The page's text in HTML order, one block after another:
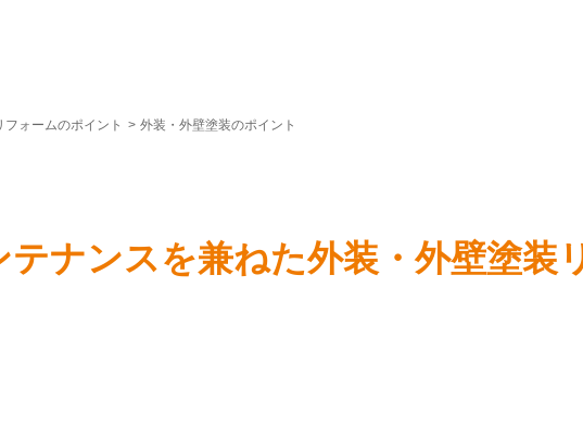
フォームのポイント > 外装・外壁塗装のポイント
テナンスを兼ねた外装・外壁塗装